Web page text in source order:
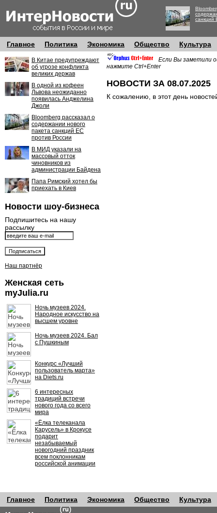
санкций
Главное Политика Экономика Общество Культура
В Китае предупреждают
об угрозе конфликта
великих держав
В одной из кофеен
Львова неожиданно
появилась Анджелина
Джоли
Bloomberg рассказал о
содержании нового
пакета санкций ЕС
против России
В МИД указали на
массовый отток
чиновников из
администрации Байдена
Папа Римский хотел бы
приехать в Киев
Новости шоу-бизнеса
Подпишитесь на нашу
рассылку
Наш партнёр
Женская сеть
myJulia.ru
Ночь музеев 2024.
Народное искусство на
высшем уровне
Ночь музеев 2024. Бал
с Пушкиным
Конкурс «Лучший
пользователь марта»
на Diets.ru
6 интересных
традиций встречи
нового года со всего
мира
«Ёлка телеканала
Карусель» в Крокусе
подарит
незабываемый
новогодний праздник
всем поклонникам
российской анимации
Если Вы заметили
нажмите Ctrl+Enter
НОВОСТИ ЗА 08.07.2025
К сожалению, в этот день
Главное Политика Экономика Общество Культура